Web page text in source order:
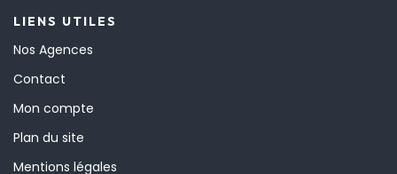
LIENS UTILES
Nos Agences
Contact
Mon compte
Plan du site
Mentions légales